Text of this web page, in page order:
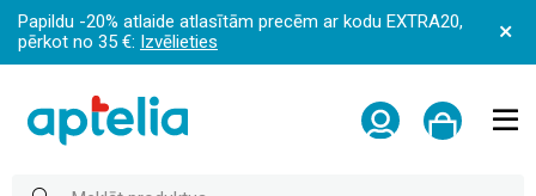
Papildu -20% atlaide atlasītām precēm ar kodu EXTRA20,
pērkot no 35 €: Izvēlieties